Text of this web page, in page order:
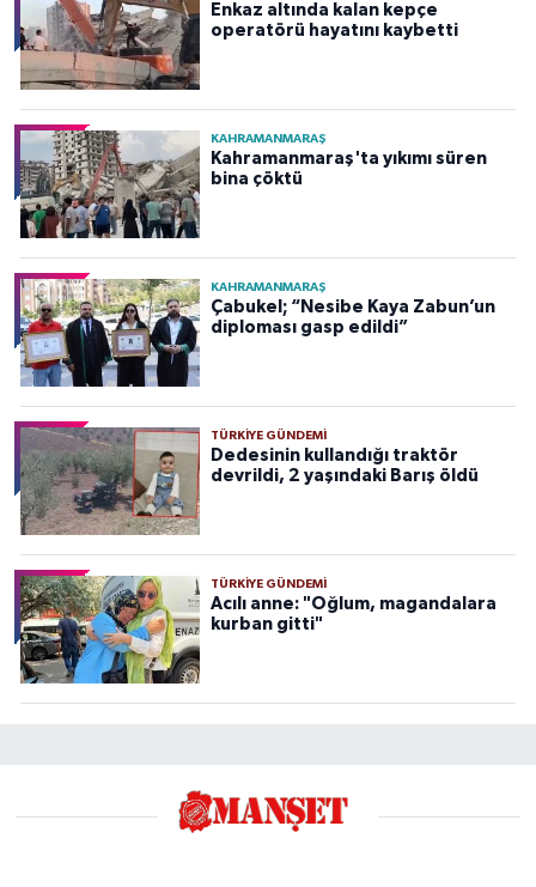
Enkaz altında kalan kepçe
operatörü hayatını kaybetti
KAHRAMANMARAŞ
Kahramanmaraş'ta yıkımı süren
bina çöktü
KAHRAMANMARAŞ
Çabukel; “Nesibe Kaya Zabun’un
diploması gasp edildi”
TÜRKIYE GÜNDEMI
Dedesinin kullandığı traktör
devrildi, 2 yaşındaki Barış öldü
TÜRKIYE GÜNDEMI
Acılı anne: "Oğlum, magandalara
kurban gitti"